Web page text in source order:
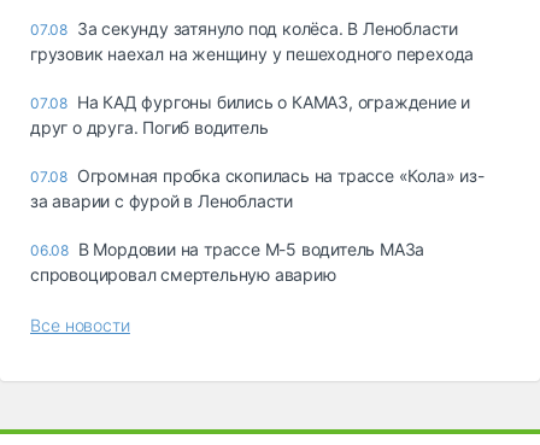
07.08 За секунду затянуло под колёса. В Ленобласти
грузовик наехал на женщину у пешеходного перехода
07.08 На КАД фургоны бились о КАМАЗ, ограждение и
друг о друга. Погиб водитель
07.08 Огромная пробка скопилась на трассе «Кола» из-
за аварии с фурой в Ленобласти
06.08 В Мордовии на трассе М-5 водитель МАЗа
спровоцировал смертельную аварию
Все новости